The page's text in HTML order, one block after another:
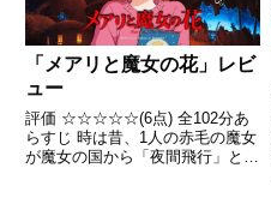
「メアリと魔女の花」レビ
ュー
評価 ☆☆☆☆☆(6点) 全102分あ
らすじ 時は昔、1人の赤毛の魔女
が魔女の国から「夜間飛行」とい